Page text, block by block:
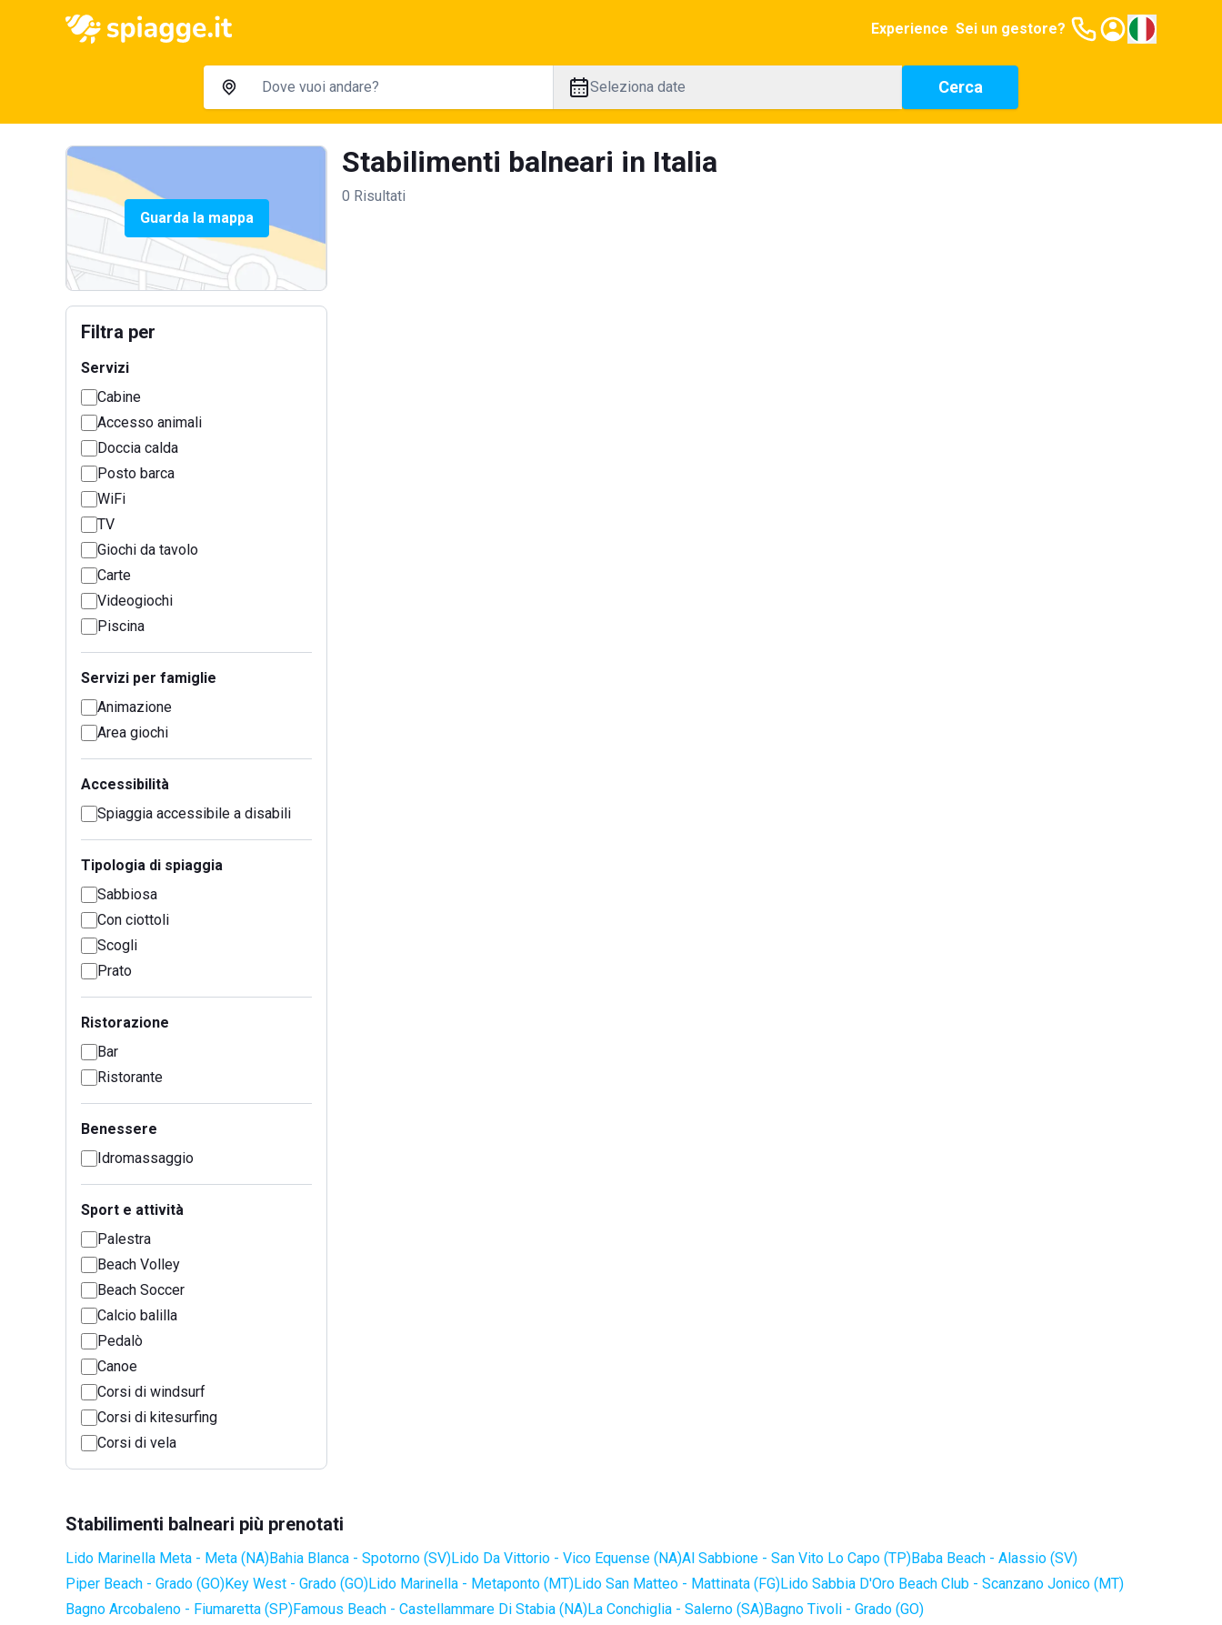
Experience Sei un gestore?
Seleziona date Cerca
Guarda la mappa
Filtra per
Servizi
Cabine
Accesso animali
Doccia calda
Posto barca
WiFi
TV
Giochi da tavolo
Carte
Videogiochi
Piscina
Servizi per famiglie
Animazione
Area giochi
Accessibilità
Spiaggia accessibile a disabili
Tipologia di spiaggia
Sabbiosa
Con ciottoli
Scogli
Prato
Ristorazione
Bar
Ristorante
Benessere
Idromassaggio
Sport e attività
Palestra
Beach Volley
Beach Soccer
Calcio balilla
Pedalò
Canoe
Corsi di windsurf
Corsi di kitesurfing
Corsi di vela
Stabilimenti balneari in Italia
0 Risultati
Stabilimenti balneari più prenotati
Lido Marinella Meta - Meta (NA)Bahia Blanca - Spotorno (SV)Lido Da Vittorio - Vico Equense (NA)Al Sabbione - San Vito Lo Capo (TP)Baba Beach - Alassio (SV)
Piper Beach - Grado (GO)Key West - Grado (GO)Lido Marinella - Metaponto (MT)Lido San Matteo - Mattinata (FG)Lido Sabbia D'Oro Beach Club - Scanzano Jonico (MT)
Bagno Arcobaleno - Fiumaretta (SP)Famous Beach - Castellammare Di Stabia (NA)La Conchiglia - Salerno (SA)Bagno Tivoli - Grado (GO)